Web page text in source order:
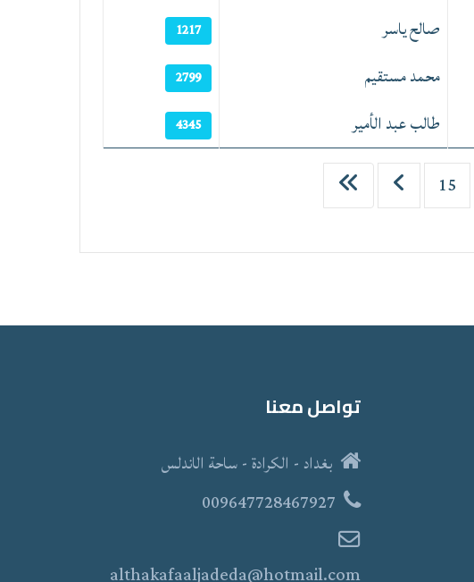
صالح ياسر 1217
محمد مستقيم 2799
طالب عبد الأمير 4345
15
تواصل معنا
بغداد - الكرادة - ساحة الاندلس
009647728467927
althakafaaljadeda@hotmail.com